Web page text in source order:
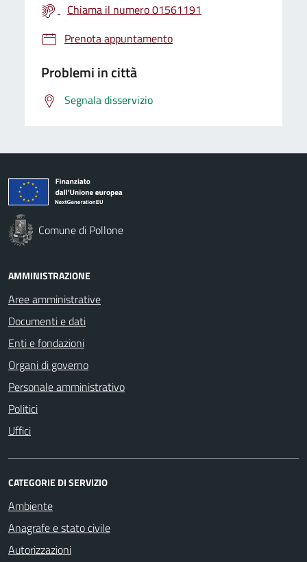
Chiama il numero 01561191
Prenota appuntamento
Problemi in città
Segnala disservizio
Comune di Pollone
AMMINISTRAZIONE
Aree amministrative
Documenti e dati
Enti e fondazioni
Organi di governo
Personale amministrativo
Politici
Uffici
CATEGORIE DI SERVIZIO
Ambiente
Anagrafe e stato civile
Autorizzazioni